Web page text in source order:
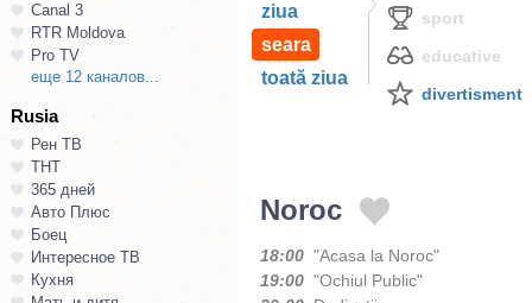
Canal 3
RTR Moldova
Pro TV
еще 12 каналов...
Rusia
Рен ТВ
ТНТ
365 дней
Авто Плюс
Боец
Интересное ТВ
Кухня
ziua
seara
toată ziua
sport
educative
divertisment
Noroc
18:00 "Acasa la Noroc"
19:00 "Ochiul Public"